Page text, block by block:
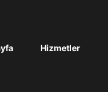
Hizmetler